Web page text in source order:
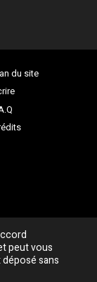
du site
droits réservés |
cookies|Dernière
peut vous
sans